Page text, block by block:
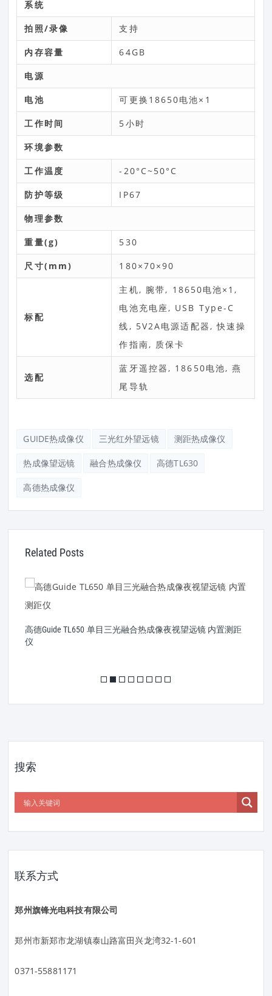
系统
拍照/录像 支持
内存容量 64GB
电源
电池 可更换18650电池×1
工作时间 5小时
环境参数
工作温度 -20°C~50°C
防护等级 IP67
物理参数
重量(g) 530
尺寸(mm) 180×70×90
标配
主机, 腕带, 18650电池×1,
电池充电座, USB Type-C
线, 5V2A电源适配器, 快速操
作指南, 质保卡
选配
蓝牙遥控器, 18650电池, 燕
尾导轨
GUIDE热成像仪 三光红外望远镜 测距热成像仪
热成像望远镜 融合热成像仪 高德TL630
高德热成像仪
Related Posts
内置测距
高德GUIDE TJ430 单目手持热成像仪 400x300氧化钒
搜索
联系方式
郑州旗锋光电科技有限公司
郑州市新郑市龙湖镇泰山路富田兴龙湾32-1-601
0371-55881171